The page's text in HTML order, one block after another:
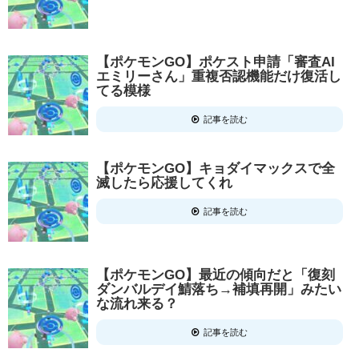
【ポケモンGO】ポケスト申請「審査AI
エミリーさん」重複否認機能だけ復活し
てる模様
記事を読む
【ポケモンGO】キョダイマックスで全
滅したら応援してくれ
記事を読む
【ポケモンGO】最近の傾向だと「復刻
ダンバルデイ鯖落ち→補填再開」みたい
な流れ来る？
記事を読む